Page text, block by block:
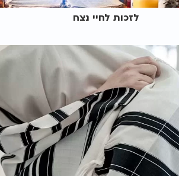
לזכות לחיי נצח